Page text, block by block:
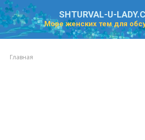
Перейти
к
контенту
SHTURVAL-U-
Море женских тем для
Главная